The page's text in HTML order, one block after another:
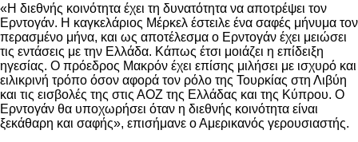
«Η διεθνής κοινότητα έχει τη δυνατότητα να αποτρέψει τον
Ερντογάν. Η καγκελάριος Μέρκελ έστειλε ένα σαφές μήνυμα τον
περασμένο μήνα, και ως αποτέλεσμα ο Ερντογάν έχει μειώσει
τις εντάσεις με την Ελλάδα. Κάπως έτσι μοιάζει η επίδειξη
ηγεσίας. Ο πρόεδρος Μακρόν έχει επίσης μιλήσει με ισχυρό και
ειλικρινή τρόπο όσον αφορά τον ρόλο της Τουρκίας στη Λιβύη
και τις εισβολές της στις ΑΟΖ της Ελλάδας και της Κύπρου. Ο
Ερντογάν θα υποχωρήσει όταν η διεθνής κοινότητα είναι
ξεκάθαρη και σαφής», επισήμανε ο Αμερικανός γερουσιαστής.